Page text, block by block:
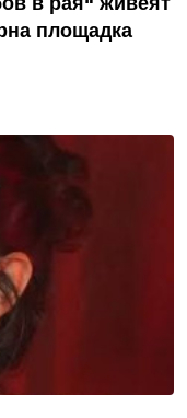
площадка